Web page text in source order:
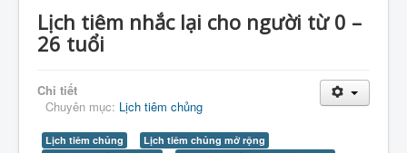
Giới Thiệu
Sản Phẩm
Lịch tiêm nhắc lại cho người từ 0 –
26 tuổi
Chi tiết
Chuyên mục: Lịch tiêm chủng
Lịch tiêm chủng
Lịch tiêm chủng mở rộng